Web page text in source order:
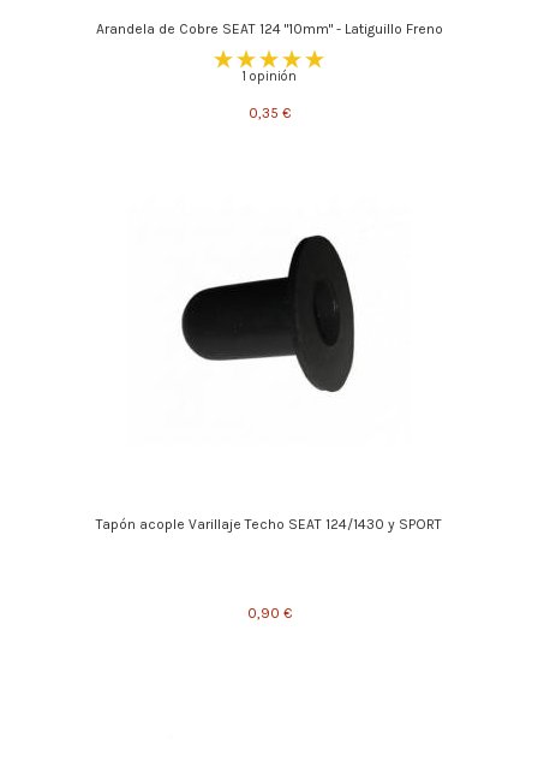
Arandela de Cobre SEAT 124 "10mm" - Latiguillo Freno
1 opinión
0,35 €
Tapón acople Varillaje Techo SEAT 124/1430 y SPORT
0,90 €